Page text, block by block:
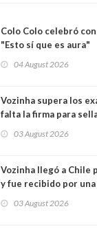
Colo Colo celebró
"Esto sí que es aura"
04 August 2026
Vozinha supera los
falta la firma para
03 August 2026
Vozinha llegó a Chile
y fue recibido por
hinchas"
03 August 2026